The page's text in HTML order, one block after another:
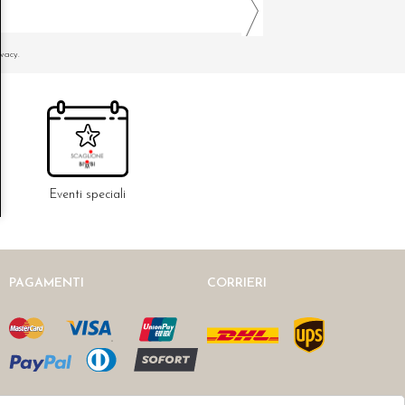
Eventi speciali
PAGAMENTI CORRIERI